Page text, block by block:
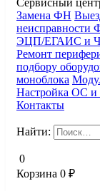
Замена ФН
неисправности
ЭЦП/ЕГАИС и
Ремонт
подбору
моноблока
Настройка ОС
Контакты
Найти:
0
Корзина 0 ₽